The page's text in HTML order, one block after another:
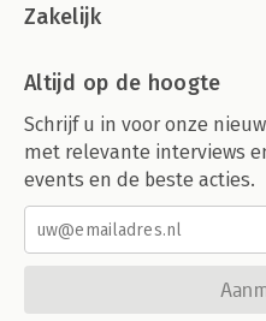
Zakelijk
Altijd op de hoogte
Schrijf u in voor onze
met relevante interviews
events en de beste acties.